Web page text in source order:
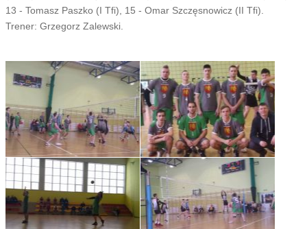
13 - Tomasz Paszko (I Tfi), 15 - Omar Szczęsnowicz (II Tfi).
Trener: Grzegorz Zalewski.